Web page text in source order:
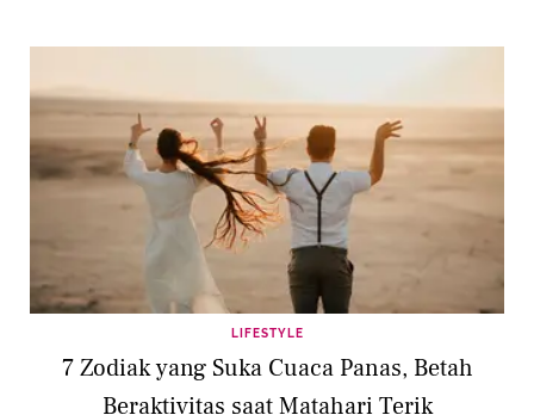
LIFESTYLE
7 Zodiak yang Suka Cuaca Panas, Betah
Beraktivitas saat Matahari Terik